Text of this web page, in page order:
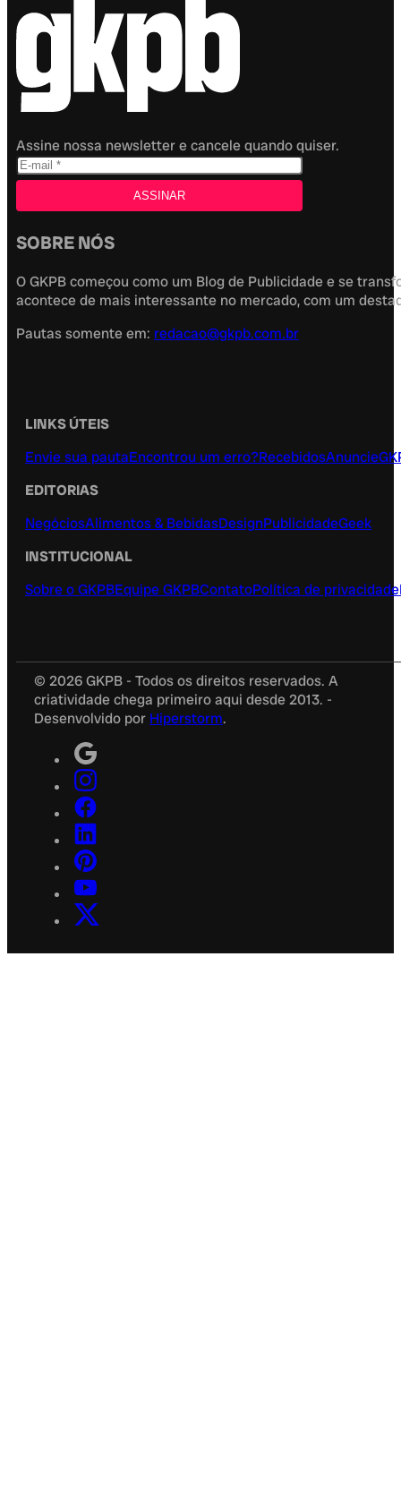
Assine nossa newsletter e cancele quando quiser.
SOBRE NÓS
O GKPB começou como um Blog de Publicidade e se
acontece de mais interessante no mercado, com um
Pautas somente em: redacao@gkpb.com.br
LINKS ÚTEIS
Envie sua pautaEncontrou um erro?RecebidosAnuncie
EDITORIAS
NegóciosAlimentos & BebidasDesignPublicidadeGeek
INSTITUCIONAL
Sobre o GKPBEquipe GKPBContatoPolítica de privacidade
© 2026 GKPB - Todos os direitos reservados. A
criatividade chega primeiro aqui desde 2013. -
Desenvolvido por Hiperstorm.